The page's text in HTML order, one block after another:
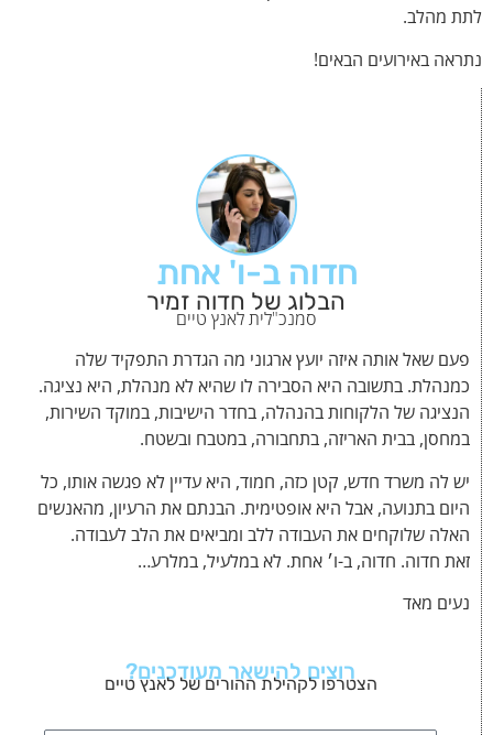
לתת מהלב.
נתראה באירועים הבאים!
חדוה ב-ו' אחת
הבלוג של חדוה זמיר
סמנכ"לית לאנץ טיים
פעם שאל אותה איזה יועץ ארגוני מה הגדרת התפקיד שלה
כמנהלת. בתשובה היא הסבירה לו שהיא לא מנהלת, היא נציגה.
הנציגה של הלקוחות בהנהלה, בחדר הישיבות, במוקד השירות,
במחסן, בבית האריזה, בתחבורה, במטבח ובשטח.
יש לה משרד חדש, קטן כזה, חמוד, היא עדיין לא פגשה אותו, כל
היום בתנועה, אבל היא אופטימית. הבנתם את הרעיון, מהאנשים
האלה שלוקחים את העבודה ללב ומביאים את הלב לעבודה.
זאת חדוה. חדוה, ב-ו׳ אחת. לא במלעיל, במלרע…
נעים מאד
רוצים להישאר מעודכנים?
הצטרפו לקהילת ההורים של לאנץ טיים